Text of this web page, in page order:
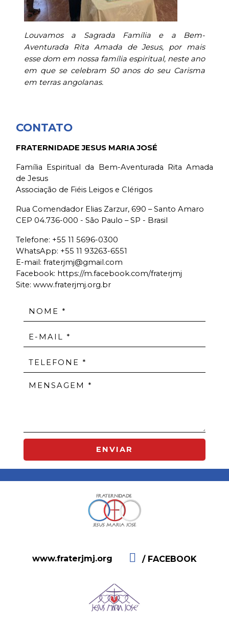
Louvamos a Sagrada Família e a Bem-
Aventurada Rita Amada de Jesus, por mais
esse dom em nossa família espiritual, neste ano
em que se celebram 50 anos do seu Carisma
em terras angolanas.
CONTATO
FRATERNIDADE JESUS MARIA JOSÉ
Família Espiritual da Bem-Aventurada Rita Amada
de Jesus
Associação de Fiéis Leigos e Clérigos
Rua Comendador Elias Zarzur, 690 – Santo Amaro
CEP 04.736-000 - São Paulo – SP - Brasil
Telefone: +55 11 5696-0300
WhatsApp: +55 11 93263-6551
E-mail: fraterjmj@gmail.com
Facebook: https://m.facebook.com/fraterjmj
Site: www.fraterjmj.org.br
ENVIAR
www.fraterjmj.org / FACEBOOK